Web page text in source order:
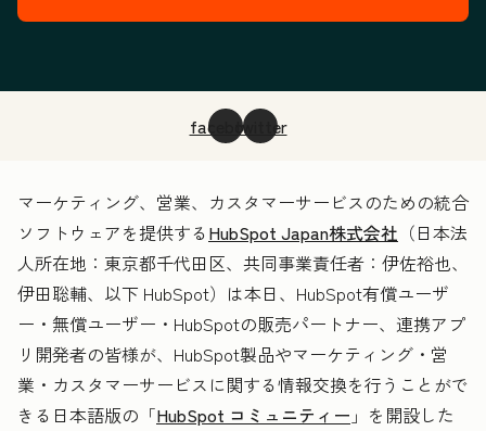
facebooktwitter
マーケティング、営業、カスタマーサービスのための統合
ソフトウェアを提供するHubSpot Japan株式会社 （日本法
人所在地：東京都千代田区、共同事業責任者：伊佐裕也、
伊田聡輔、以下 HubSpot）は本日、HubSpot有償ユーザ
ー・無償ユーザー・HubSpotの販売パートナー、連携アプ
リ開発者の皆様が、HubSpot製品やマーケティング・営
業・カスタマーサービスに関する情報交換を行うことがで
きる日本語版の「HubSpot コミュニティー 」を開設した